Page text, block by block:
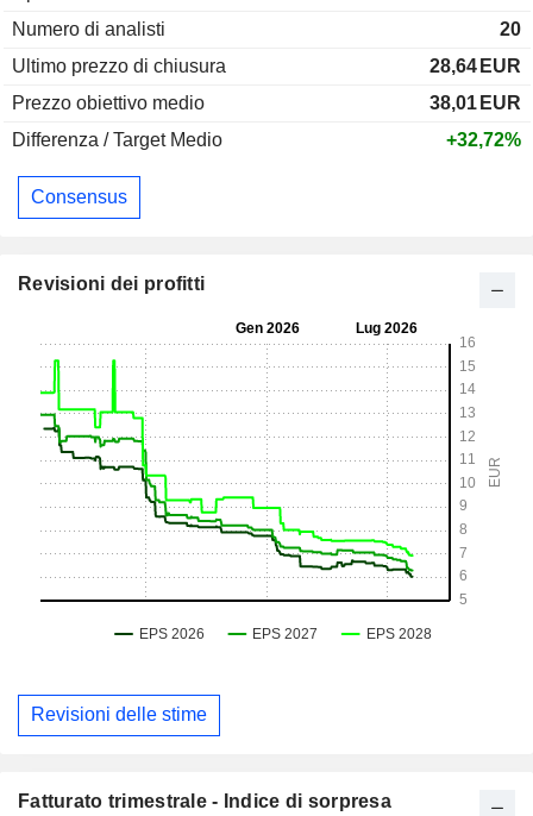
Numero di analisti
20
Ultimo prezzo di chiusura
28,64 EUR
Prezzo obiettivo medio
38,01 EUR
Differenza / Target Medio
+32,72%
Consensus
Revisioni dei profitti
Revisioni delle stime
Fatturato trimestrale - Indice di sorpresa